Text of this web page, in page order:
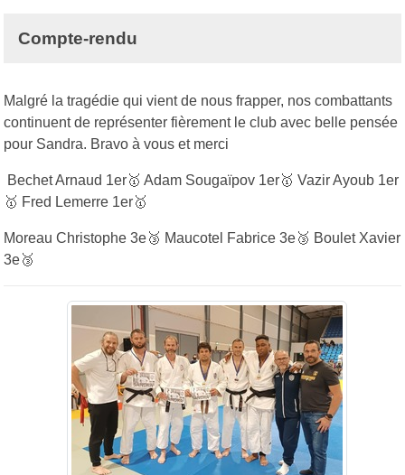
Compte-rendu
Malgré la tragédie qui vient de nous frapper, nos combattants
continuent de représenter fièrement le club avec belle pensée
pour Sandra. Bravo à vous et merci
Bechet Arnaud 1er🥇 Adam Sougaïpov 1er🥇 Vazir Ayoub 1er
🥇 Fred Lemerre 1er🥇
Moreau Christophe 3e🥉 Maucotel Fabrice 3e🥉 Boulet Xavier
3e🥉